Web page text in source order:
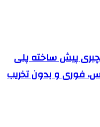
پیش ساخته پلی
فوری و بدون تخریب